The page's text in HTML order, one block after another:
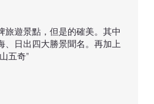
旅遊景點，但是的確美。其中
、日出四大勝景聞名。再加上
五奇”